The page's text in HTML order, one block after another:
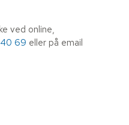
ved online,
69 eller på email